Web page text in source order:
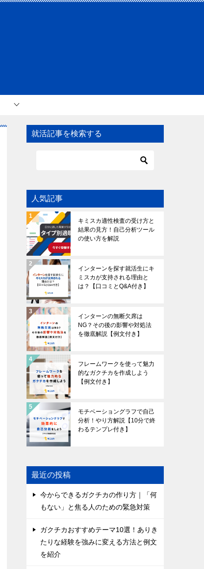
就活記事を検索する
人気記事
キミスカ適性検査の受け方と
結果の見方！自己分析ツール
の使い方を解説
インターンを探す就活生にキ
ミスカが支持される理由と
は？【口コミとQ&A付き】
インターンの無断欠席は
NG？その後の影響や対処法
を徹底解説【例文付き】
フレームワークを使って魅力
的なガクチカを作成しよう
【例文付き】
モチベーショングラフで自己
分析！やり方解説【10分で終
わるテンプレ付き】
最近の投稿
今からできるガクチカの作り方｜「何
もない」と焦る人のための緊急対策
ガクチカおすすめテーマ10選！ありき
たりな経験を強みに変える方法と例文
を紹介